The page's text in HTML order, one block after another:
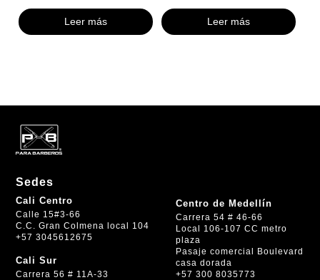
Leer más Leer más
Sedes
Cali Centro
Calle 15#3-66
C.C. Gran Colmena local 104
+57 3045612675
Cali Sur
Carrera 56 # 11A-33
Centro de Medellín
Carrera 54 # 46-66
Local 106-107 CC metro
plaza
Pasaje comercial Boulevard
casa dorada
+57 300 8035773